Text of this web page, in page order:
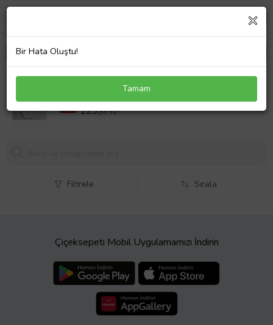
Size Göre Bebeğim Abime Göre Meleğim Yazılı
Baskılı Bebek Zıbını
%54 279,99 TL
129,99 TL
Filtrele Sırala
Çiçeksepeti Mobil Uygulamamızı İndirin
Bir Hata Oluştu!
Tamam